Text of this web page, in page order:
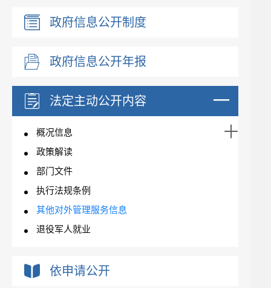
政府信息公开制度
政府信息公开年报
法定主动公开内容
概况信息
政策解读
部门文件
执行法规条例
其他对外管理服务信息
退役军人就业
依申请公开